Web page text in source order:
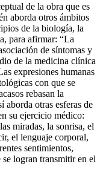
de la obra que es
aborda otros ámbitos
de la biología, la
para afirmar: “La
de síntomas y
de la medicina clínica
expresiones humanas
con que se
rebasan la
otras esferas de
su ejercicio médico:
miradas, la sonrisa, el
el lenguaje corporal,
sentimientos,
logran transmitir en el